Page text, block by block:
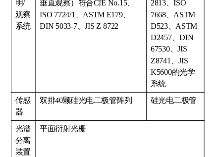
明/
观察
系统
垂直观察）符合CIE No.15、
ISO 7724/1、ASTM E179、
DIN 5033-7、JIS Z 8722
2813、ISO
7668、ASTM
D523、ASTM
D2457、DIN
67530、JIS
Z8741、JIS
K5600的光学
系统
传感
器
双排40颗硅光电二极管阵列 硅光电二极管
光谱
分离
装置
平面衍射光栅